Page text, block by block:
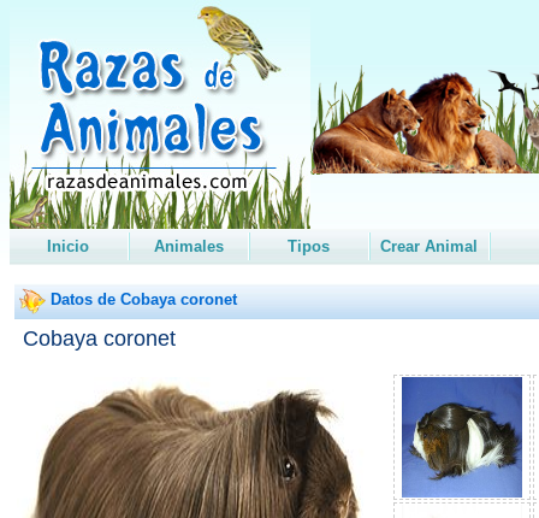
Inicio Animales Tipos Crear Animal
Datos de Cobaya coronet
Cobaya coronet